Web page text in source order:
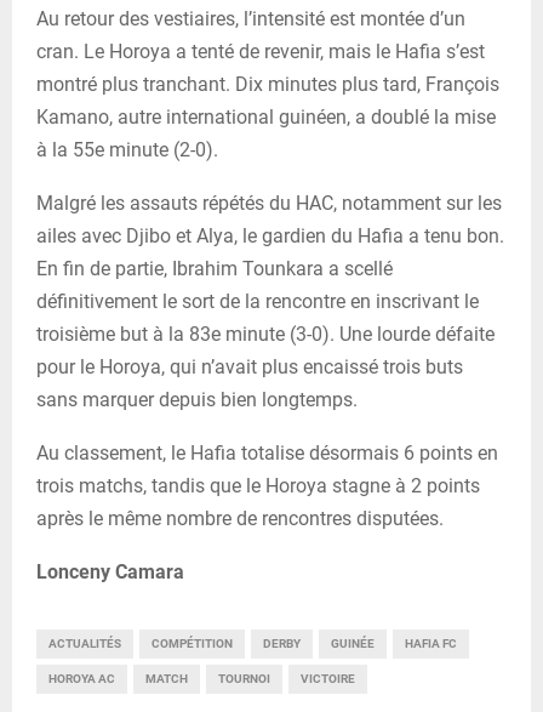
Au retour des vestiaires, l’intensité est montée d’un
cran. Le Horoya a tenté de revenir, mais le Hafia s’est
montré plus tranchant. Dix minutes plus tard, François
Kamano, autre international guinéen, a doublé la mise
à la 55e minute (2-0).
Malgré les assauts répétés du HAC, notamment sur les
ailes avec Djibo et Alya, le gardien du Hafia a tenu bon.
En fin de partie, Ibrahim Tounkara a scellé
définitivement le sort de la rencontre en inscrivant le
troisième but à la 83e minute (3-0). Une lourde défaite
pour le Horoya, qui n’avait plus encaissé trois buts
sans marquer depuis bien longtemps.
Au classement, le Hafia totalise désormais 6 points en
trois matchs, tandis que le Horoya stagne à 2 points
après le même nombre de rencontres disputées.
Lonceny Camara
ACTUALITÉS COMPÉTITION DERBY GUINÉE HAFIA FC
HOROYA AC MATCH TOURNOI VICTOIRE